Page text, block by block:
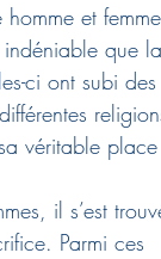
et femme
que la
ci ont subi des
véritable place
il s’est
Parmi ces